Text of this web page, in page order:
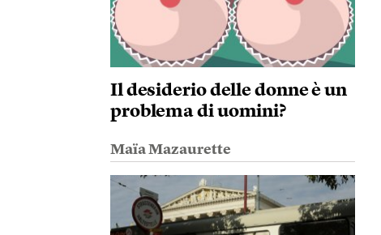
Il desiderio delle donne è un
problema di uomini?
Maïa Mazaurette